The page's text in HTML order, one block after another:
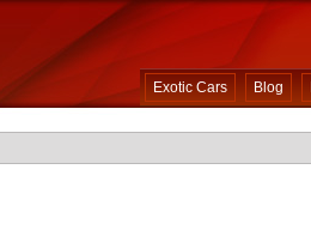
Exotic Cars Blog